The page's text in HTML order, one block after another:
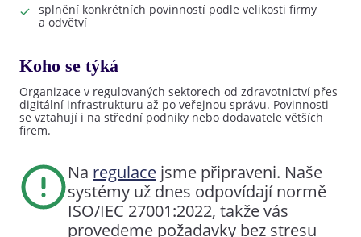
splnění konkrétních povinností podle velikosti firmy
a odvětví
Koho se týká
Organizace v regulovaných sektorech od zdravotnictví přes
digitální infrastrukturu až po veřejnou správu. Povinnosti
se vztahují i na střední podniky nebo dodavatele větších
firem.
Na regulace jsme připraveni. Naše
systémy už dnes odpovídají normě
ISO/IEC 27001:2022, takže vás
provedeme požadavky bez stresu